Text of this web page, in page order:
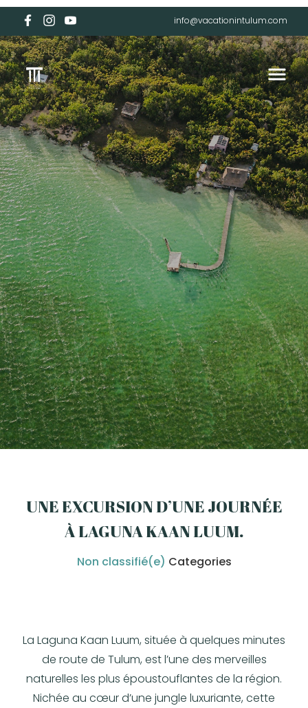
info@vacationintulum.com
UNE EXCURSION D’UNE JOURNÉE
À LAGUNA KAAN LUUM.
Non classifié(e) Categories
La Laguna Kaan Luum, située à quelques minutes
de route de Tulum, est l’une des merveilles
naturelles les plus époustouflantes de la région.
Nichée au cœur d’une jungle luxuriante, cette